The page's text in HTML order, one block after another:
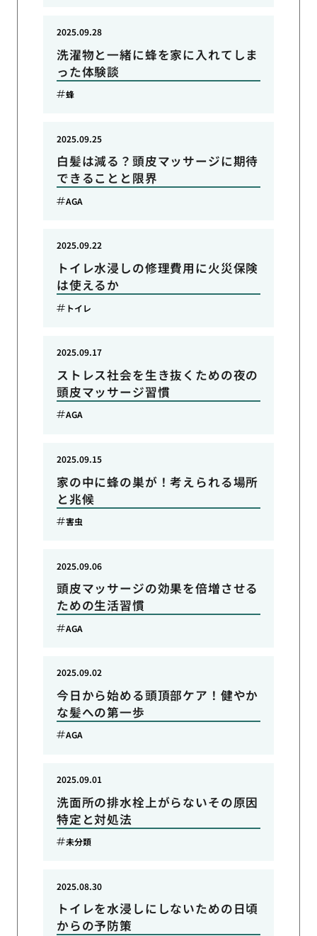
洗濯物と一緒に蜂を家に入れてしま
った体験談
2025.09.28
蜂
白髪は減る？頭皮マッサージに期待
できることと限界
2025.09.25
AGA
トイレ水浸しの修理費用に火災保険
は使えるか
2025.09.22
トイレ
ストレス社会を生き抜くための夜の
頭皮マッサージ習慣
2025.09.17
AGA
家の中に蜂の巣が！考えられる場所
と兆候
2025.09.15
害虫
頭皮マッサージの効果を倍増させる
ための生活習慣
2025.09.06
AGA
今日から始める頭頂部ケア！健やか
な髪への第一歩
2025.09.02
AGA
洗面所の排水栓上がらないその原因
特定と対処法
2025.09.01
未分類
トイレを水浸しにしないための日頃
からの予防策
2025.08.30